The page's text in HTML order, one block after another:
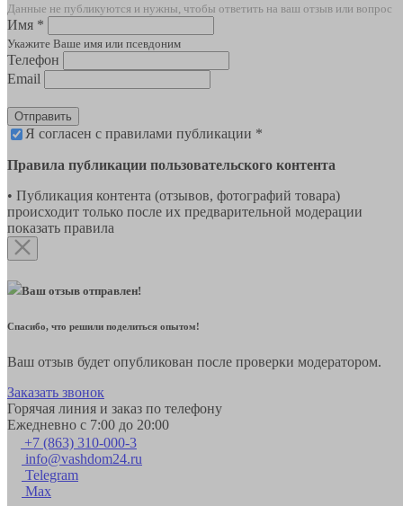
Данные не публикуются и нужны, чтобы ответить на ваш отзыв или вопрос
Имя *
Укажите Ваше имя или псевдоним
Телефон
Email
Отправить
Я согласен с правилами публикации *
Правила публикации пользовательского контента
• Публикация контента (отзывов, фотографий товара)
происходит только после их предварительной модерации
показать правила
Ваш отзыв отправлен!
Спасибо, что решили поделиться опытом!
Ваш отзыв будет опубликован после проверки модератором.
Заказать звонок
Горячая линия и заказ по телефону
Ежедневно с 7:00 до 20:00
+7 (863) 310-000-3
info@vashdom24.ru
Telegram
Max